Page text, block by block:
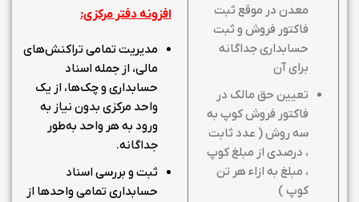
معدن در موقع ثبت
فاکتور فروش و ثبت
حسابداری جداگانه
برای آن
تعیین حق مالک در
فاکتور فروش کوپ به
سه روش ( عدد ثابت
، درصدی از مبلغ کوپ
، مبلغ به ازاء هر تن
کوپ )
افزونه دفتر مرکزی:
مدیریت تمامی تراکنش‌های
مالی، از جمله اسناد
حسابداری و چک‌ها، از یک
واحد مرکزی بدون نیاز به
ورود به هر واحد به‌طور
جداگانه.
ثبت و بررسی اسناد
حسابداری تمامی واحدها از